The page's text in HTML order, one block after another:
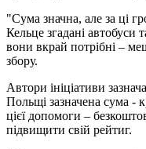
"Сума значна, але за ці
Кельце згадані автобуси
вони вкрай потрібні –
збору.
Автори ініціативи
Польщі зазначена сума -
цієї допомоги –
підвищити свій рейтиг.